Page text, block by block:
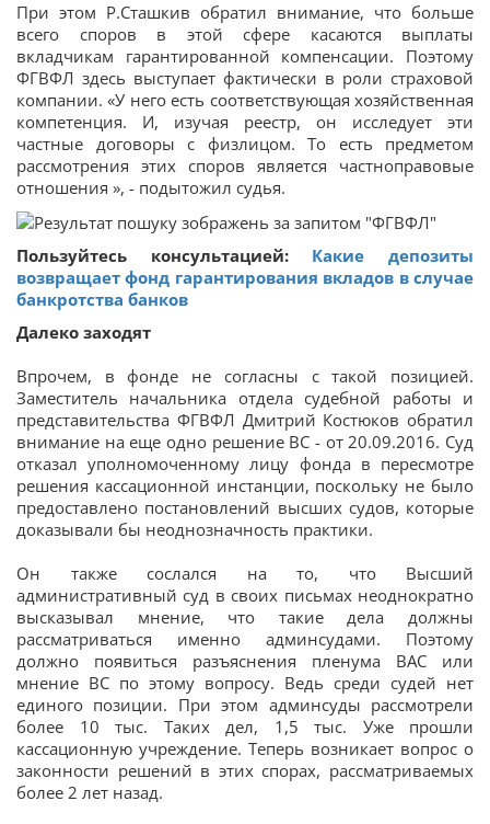
При этом Р.Сташкив обратил внимание, что больше
всего споров в этой сфере касаются выплаты
вкладчикам гарантированной компенсации. Поэтому
ФГВФЛ здесь выступает фактически в роли страховой
компании. «У него есть соответствующая хозяйственная
компетенция. И, изучая реестр, он исследует эти
частные договоры с физлицом. То есть предметом
рассмотрения этих споров является частноправовые
отношения », - подытожил судья.
Пользуйтесь консультацией: Какие депозиты
возвращает фонд гарантирования вкладов в случае
банкротства банков
Далеко заходят
Впрочем, в фонде не согласны с такой позицией.
Заместитель начальника отдела судебной работы и
представительства ФГВФЛ Дмитрий Костюков обратил
внимание на еще одно решение ВС - от 20.09.2016. Суд
отказал уполномоченному лицу фонда в пересмотре
решения кассационной инстанции, поскольку не было
предоставлено постановлений высших судов, которые
доказывали бы неоднозначность практики.
Он также сослался на то, что Высший
административный суд в своих письмах неоднократно
высказывал мнение, что такие дела должны
рассматриваться именно админсудами. Поэтому
должно появиться разъяснения пленума ВАС или
мнение ВС по этому вопросу. Ведь среди судей нет
единого позиции. При этом админсуды рассмотрели
более 10 тыс. Таких дел, 1,5 тыс. Уже прошли
кассационную учреждение. Теперь возникает вопрос о
законности решений в этих спорах, рассматриваемых
более 2 лет назад.